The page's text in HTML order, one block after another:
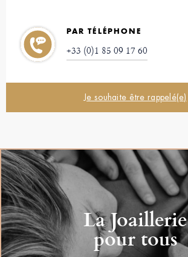
PAR TÉLÉPHONE
+33 (0)1 85 09 17 60
Je souhaite être rappelé(e)
La Joaillerie
pour tous